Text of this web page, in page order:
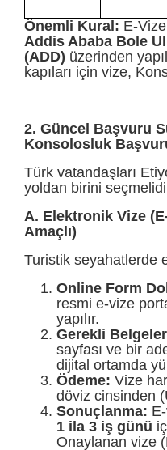
Önemli Kural: E-
Addis Ababa Bole
(ADD) üzerinden
kapıları için vize,
2. Güncel Başvuru
Konsolosluk
Türk vatandaşları
yoldan birini
A. Elektronik Vize
Amaçlı)
Turistik seyahatlerde
Online Form
resmi e-vize
yapılır.
Gerekli
sayfası ve bir
dijital ortamda
Ödeme: Vize
döviz cinsinden
Sonuçlanma:
1 ila 3 iş günü
Onaylanan vize